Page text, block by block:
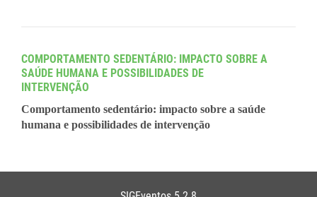
COMPORTAMENTO SEDENTÁRIO: IMPACTO SOBRE A
SAÚDE HUMANA E POSSIBILIDADES DE
INTERVENÇÃO
Comportamento sedentário: impacto sobre a saúde
humana e possibilidades de intervenção